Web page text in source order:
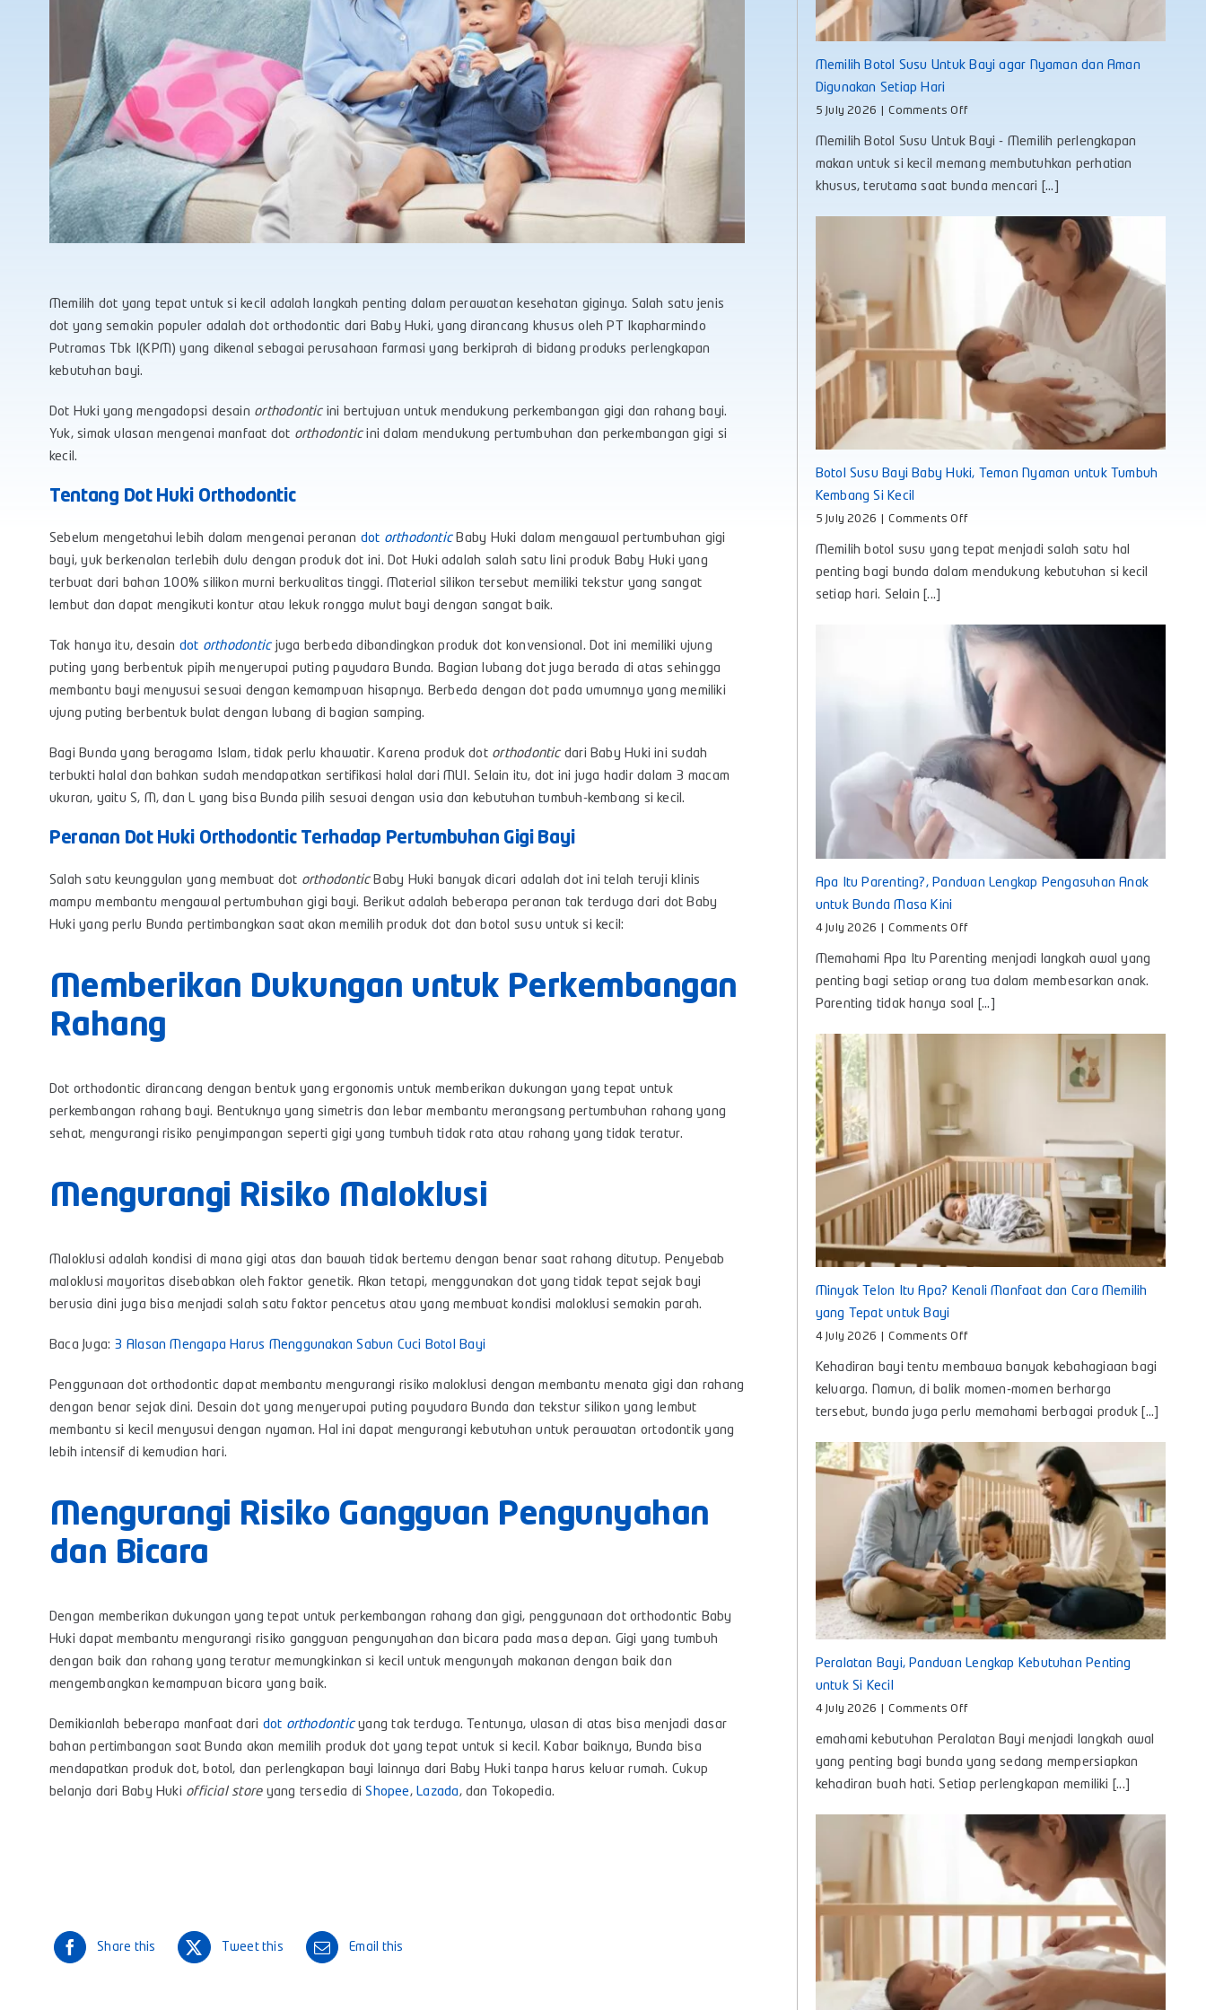
Memilih dot yang tepat untuk si kecil adalah langkah penting dalam perawatan kesehatan giginya. Salah satu jenis
dot yang semakin populer adalah dot orthodontic dari Baby Huki, yang dirancang khusus oleh PT Ikapharmindo
Putramas Tbk I(KPM) yang dikenal sebagai perusahaan farmasi yang berkiprah di bidang produks perlengkapan
kebutuhan bayi.
Dot Huki yang mengadopsi desain orthodonticini bertujuan untuk mendukung perkembangan gigi dan rahang bayi.
Yuk, simak ulasan mengenai manfaat dot orthodonticini dalam mendukung pertumbuhan dan perkembangan gigi si
kecil.
Tentang Dot Huki Orthodontic
Sebelum mengetahui lebih dalam mengenai peranan dot orthodonticBaby Huki dalam mengawal pertumbuhan gigi
bayi, yuk berkenalan terlebih dulu dengan produk dot ini. Dot Huki adalah salah satu lini produk Baby Huki yang
terbuat dari bahan 100% silikon murni berkualitas tinggi. Material silikon tersebut memiliki tekstur yang sangat
lembut dan dapat mengikuti kontur atau lekuk rongga mulut bayi dengan sangat baik.
Tak hanya itu, desain dot orthodonticjuga berbeda dibandingkan produk dot konvensional. Dot ini memiliki ujung
puting yang berbentuk pipih menyerupai puting payudara Bunda. Bagian lubang dot juga berada di atas sehingga
membantu bayi menyusui sesuai dengan kemampuan hisapnya. Berbeda dengan dot pada umumnya yang memiliki
ujung puting berbentuk bulat dengan lubang di bagian samping.
Bagi Bunda yang beragama Islam, tidak perlu khawatir. Karena produk dot orthodonticdari Baby Huki ini sudah
terbukti halal dan bahkan sudah mendapatkan sertifikasi halal dari MUI. Selain itu, dot ini juga hadir dalam 3 macam
ukuran, yaitu S, M, dan L yang bisa Bunda pilih sesuai dengan usia dan kebutuhan tumbuh-kembang si kecil.
Peranan Dot Huki Orthodontic Terhadap Pertumbuhan Gigi Bayi
Salah satu keunggulan yang membuat dot orthodonticBaby Huki banyak dicari adalah dot ini telah teruji klinis
mampu membantu mengawal pertumbuhan gigi bayi. Berikut adalah beberapa peranan tak terduga dari dot Baby
Huki yang perlu Bunda pertimbangkan saat akan memilih produk dot dan botol susu untuk si kecil:
Memberikan Dukungan untuk Perkembangan
Rahang
Dot orthodontic dirancang dengan bentuk yang ergonomis untuk memberikan dukungan yang tepat untuk
perkembangan rahang bayi. Bentuknya yang simetris dan lebar membantu merangsang pertumbuhan rahang yang
sehat, mengurangi risiko penyimpangan seperti gigi yang tumbuh tidak rata atau rahang yang tidak teratur.
Mengurangi Risiko Maloklusi
Maloklusi adalah kondisi di mana gigi atas dan bawah tidak bertemu dengan benar saat rahang ditutup. Penyebab
maloklusi mayoritas disebabkan oleh faktor genetik. Akan tetapi, menggunakan dot yang tidak tepat sejak bayi
berusia dini juga bisa menjadi salah satu faktor pencetus atau yang membuat kondisi maloklusi semakin parah.
Baca Juga: 3 Alasan Mengapa Harus Menggunakan Sabun Cuci Botol Bayi
Penggunaan dot orthodontic dapat membantu mengurangi risiko maloklusi dengan membantu menata gigi dan rahang
dengan benar sejak dini. Desain dot yang menyerupai puting payudara Bunda dan tekstur silikon yang lembut
membantu si kecil menyusui dengan nyaman. Hal ini dapat mengurangi kebutuhan untuk perawatan ortodontik yang
lebih intensif di kemudian hari.
Mengurangi Risiko Gangguan Pengunyahan
dan Bicara
Dengan memberikan dukungan yang tepat untuk perkembangan rahang dan gigi, penggunaan dot orthodontic Baby
Huki dapat membantu mengurangi risiko gangguan pengunyahan dan bicara pada masa depan. Gigi yang tumbuh
dengan baik dan rahang yang teratur memungkinkan si kecil untuk mengunyah makanan dengan baik dan
mengembangkan kemampuan bicara yang baik.
Demikianlah beberapa manfaat dari dot orthodonticyang tak terduga. Tentunya, ulasan di atas bisa menjadi dasar
bahan pertimbangan saat Bunda akan memilih produk dot yang tepat untuk si kecil. Kabar baiknya, Bunda bisa
mendapatkan produk dot, botol, dan perlengkapan bayi lainnya dari Baby Huki tanpa harus keluar rumah. Cukup
belanja dari Baby Huki official storeyang tersedia diShopee,Lazada, dan Tokopedia.
Share this Tweet this Email this
Memilih Botol Susu Untuk Bayi agar Nyaman dan Aman
Digunakan Setiap Hari
5 July 2026 Comments Offon
Botol
Susu
Nyaman
Memilih Botol Susu Untuk Bayi - Memilih perlengkapan
makan untuk si kecil memang membutuhkan perhatian
khusus, terutama saat bunda mencari [...]
Botol Susu Bayi Baby Huki, Teman Nyaman untuk Tumbuh
Kembang Si Kecil
5 July 2026 Comments Offon
Susu
Bayi
Nyaman
untuk
Tumbuh
Kembang
Si
Kecil
Memilih botol susu yang tepat menjadi salah satu hal
penting bagi bunda dalam mendukung kebutuhan si kecil
setiap hari. Selain [...]
Apa Itu Parenting?, Panduan Lengkap Pengasuhan Anak
untuk Bunda Masa Kini
4 July 2026 Comments Offon
Itu
Parenting?,
Panduan
Lengkap
Memahami Apa Itu Parenting menjadi langkah awal yang
penting bagi setiap orang tua dalam membesarkan anak.
Parenting tidak hanya soal [...]
Minyak Telon Itu Apa? Kenali Manfaat dan Cara Memilih
yang Tepat untuk Bayi
4 July 2026 Comments Offon
Telon
Itu
Cara
Memilih
yang
Tepat
untuk
Bayi
Kehadiran bayi tentu membawa banyak kebahagiaan bagi
keluarga. Namun, di balik momen-momen berharga
tersebut, bunda juga perlu memahami berbagai produk [...]
Peralatan Bayi, Panduan Lengkap Kebutuhan Penting
untuk Si Kecil
4 July 2026 Comments Offon
Bayi,
Panduan
Lengkap
Kebutuhan
untuk
Si
Kecil
emahami kebutuhan Peralatan Bayi menjadi langkah awal
yang penting bagi bunda yang sedang mempersiapkan
kehadiran buah hati. Setiap perlengkapan memiliki [...]